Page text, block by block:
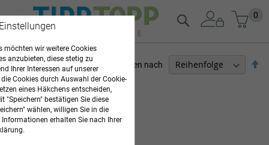
Zum
Inhalt
0
Suche
9Elemente
Sortieren nach
NAHTMATERIAL
ARZTBEDARF
möchten wir weitere Cookies
anzubieten, diese stetig zu
Ihrer Interessen auf unserer
Cookies durch Auswahl der Cookie-
eines Häkchens entscheiden,
"Speichern" bestätigen Sie diese
wählen, willigen Sie in die
erhalten Sie nach Ihrer